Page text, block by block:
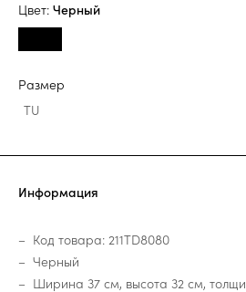
Цвет: Черный
Размер
TU
Информация
Код товара: 211TD8080
Черный
Ширина 37 см, высота 32 см,